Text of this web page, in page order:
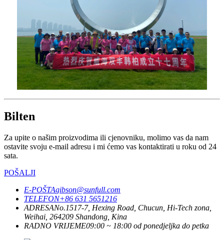
Bilten
Za upite o našim proizvodima ili cjenovniku, molimo vas da nam
ostavite svoju e-mail adresu i mi ćemo vas kontaktirati u roku od 24
sata.
POŠALJI
E-POŠTAgibson@sunfull.com
TELEFON+86 631 5651216
ADRESANo.1517-7, Hexing Road, Chucun, Hi-Tech zona,
Weihai, 264209 Shandong, Kina
RADNO VRIJEME09:00 ~ 18:00 od ponedjeljka do petka